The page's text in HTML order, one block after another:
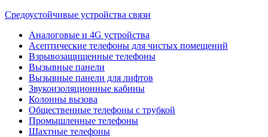
Средоустойчивые устройства связи
Аналоговые и 4G устройства
Асептические телефоны для чистых помещений
Взрывозащищенные телефоны
Вызывные панели
Вызывные панели для лифтов
Звукоизоляционные кабины
Колонны вызова
Общественные телефоны с трубкой
Промышленные телефоны
Шахтные телефоны